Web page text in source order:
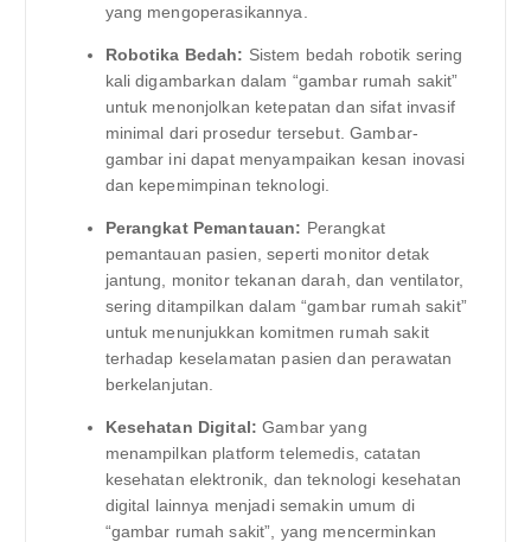
yang mengoperasikannya.
Robotika Bedah: Sistem bedah robotik sering
kali digambarkan dalam “gambar rumah sakit”
untuk menonjolkan ketepatan dan sifat invasif
minimal dari prosedur tersebut. Gambar-
gambar ini dapat menyampaikan kesan inovasi
dan kepemimpinan teknologi.
Perangkat Pemantauan: Perangkat
pemantauan pasien, seperti monitor detak
jantung, monitor tekanan darah, dan ventilator,
sering ditampilkan dalam “gambar rumah sakit”
untuk menunjukkan komitmen rumah sakit
terhadap keselamatan pasien dan perawatan
berkelanjutan.
Kesehatan Digital: Gambar yang
menampilkan platform telemedis, catatan
kesehatan elektronik, dan teknologi kesehatan
digital lainnya menjadi semakin umum di
“gambar rumah sakit”, yang mencerminkan